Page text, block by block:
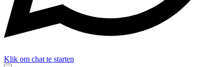
Klik om chat te starten